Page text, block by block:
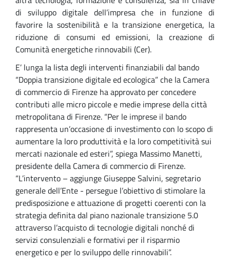
di sviluppo digitale dell’impresa che in funzione di
favorire la sostenibilità e la transizione energetica, la
riduzione di consumi ed emissioni, la creazione di
Comunità energetiche rinnovabili (Cer).
E’ lunga la lista degli interventi finanziabili dal bando
“Doppia transizione digitale ed ecologica” che la Camera
di commercio di Firenze ha approvato per concedere
contributi alle micro piccole e medie imprese della città
metropolitana di Firenze. “Per le imprese il bando
rappresenta un’occasione di investimento con lo scopo di
aumentare la loro produttività e la loro competitività sui
mercati nazionale ed esteri”, spiega Massimo Manetti,
presidente della Camera di commercio di Firenze.
“L’intervento – aggiunge Giuseppe Salvini, segretario
generale dell’Ente - persegue l’obiettivo di stimolare la
predisposizione e attuazione di progetti coerenti con la
strategia definita dal piano nazionale transizione 5.0
attraverso l’acquisto di tecnologie digitali nonché di
servizi consulenziali e formativi per il risparmio
energetico e per lo sviluppo delle rinnovabili”.